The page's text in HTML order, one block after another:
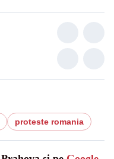
proteste romania